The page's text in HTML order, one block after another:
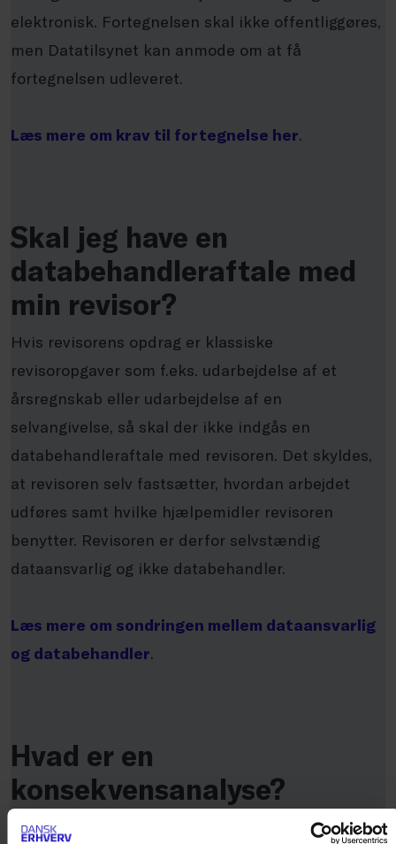
elektronisk. Fortegnelsen skal ikke offentliggøres,
men Datatilsynet kan anmode om at få
fortegnelsen udleveret.
Læs mere om krav til fortegnelse her.
Skal jeg have en
databehandleraftale med
min revisor?
Hvis revisorens opdrag er klassiske
revisoropgaver som f.eks. udarbejdelse af et
årsregnskab eller udarbejdelse af en
selvangivelse, så skal der ikke indgås en
databehandleraftale med revisoren. Det skyldes,
at revisoren selv fastsætter, hvordan arbejdet
udføres samt hvilke hjælpemidler revisoren
benytter. Revisoren er derfor selvstændig
dataansvarlig og ikke databehandler.
Læs mere om sondringen mellem dataansvarlig
og databehandler.
Hvad er en
konsekvensanalyse?
Som et nyt krav i EU’s databeskyttelsesforordning